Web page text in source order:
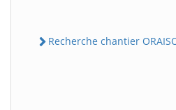
Recherche chantier